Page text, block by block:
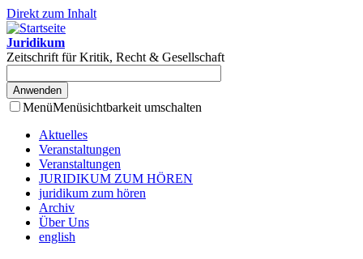
Direkt zum Inhalt
Juridikum
Zeitschrift für Kritik, Recht & Gesellschaft
MenüMenüsichtbarkeit umschalten
Aktuelles
Veranstaltungen
Veranstaltungen
JURIDIKUM ZUM HÖREN
juridikum zum hören
Archiv
Über Uns
english